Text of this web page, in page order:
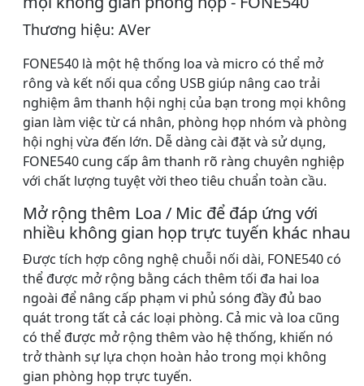
Thương hiệu: AVer
FONE540 là một hệ thống loa và micro có thể mở
rông và kết nối qua cổng USB giúp nâng cao trải
nghiệm âm thanh hội nghị của bạn trong mọi không
gian làm việc từ cá nhân, phòng họp nhóm và phòng
hội nghị vừa đến lớn. Dễ dàng cài đặt và sử dụng,
FONE540 cung cấp âm thanh rõ ràng chuyên nghiệp
với chất lượng tuyệt vời theo tiêu chuẩn toàn cầu.
Mở rộng thêm Loa / Mic để đáp ứng với
nhiều không gian họp trực tuyến khác nhau
Được tích hợp công nghệ chuỗi nối dài, FONE540 có
thể được mở rộng bằng cách thêm tối đa hai loa
ngoài để nâng cấp phạm vi phủ sóng đầy đủ bao
quát trong tất cả các loại phòng. Cả mic và loa cũng
có thể được mở rộng thêm vào hệ thống, khiến nó
trở thành sự lựa chọn hoàn hảo trong mọi không
gian phòng họp trực tuyến.